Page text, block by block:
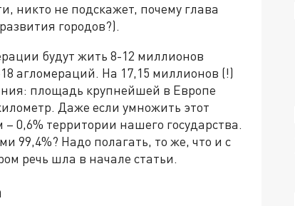
никто не подскажет, почему глава
городов?).
будут жить 8-12 миллионов
агломераций. На 17,15 миллионов (!)
площадь крупнейшей в Европе
Даже если умножить этот
0,6% территории нашего государства.
99,4%? Надо полагать, то же, что и с
речь шла в начале статьи.